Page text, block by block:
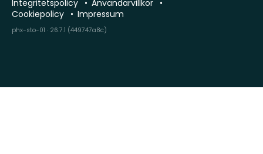
Integritetspolicy
Användarvillkor
Cookiepolicy
Impressum
phx-sto-01 · 26.7.1 (449747a8c)